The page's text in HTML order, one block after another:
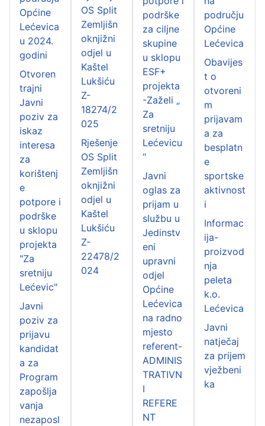
Općine
Lećevica
u 2024.
godini
Otvoren
trajni
Javni
poziv za
iskaz
interesa
za
korištenj
e
potpore i
podrške
u sklopu
projekta
"Za
sretniju
Lećevic"
Javni
poziv za
prijavu
kandidat
a za
Program
zapošlja
vanja
nezaposl
OS Split
Zemljišn
oknjižni
odjel u
Kaštel
Lukšiću
Z-
18274/2
025
Rješenje
OS Split
Zemljišn
oknjižni
odjel u
Kaštel
Lukšiću
Z-
22478/2
024
podrške
za ciljne
skupine
u sklopu
ESF+
projekta
-Zaželi „
Za
sretniju
Lećevicu
“
Javni
oglas za
prijam u
službu u
Jedinstv
eni
upravni
odjel
Općine
Lećevica
na radno
mjesto
referent-
ADMINIS
TRATIVN
I
REFERE
NT
području
Općine
Lećevica
Obavijes
t o
otvoreni
m
prijavam
a za
besplatn
e
sportske
aktivnost
i
Informac
ija-
proizvod
nja
peleta
k.o.
Lećevica
Javni
natječaj
za prijem
vježbeni
ka